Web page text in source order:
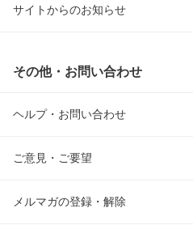
サイトからのお知らせ
その他・お問い合わせ
ヘルプ・お問い合わせ
ご意見・ご要望
メルマガの登録・解除